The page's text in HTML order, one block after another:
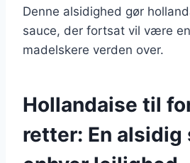
Denne alsidighed gør
sauce, der fortsat vil være
madelskere verden over.
Hollandaise til
retter: En alsidig